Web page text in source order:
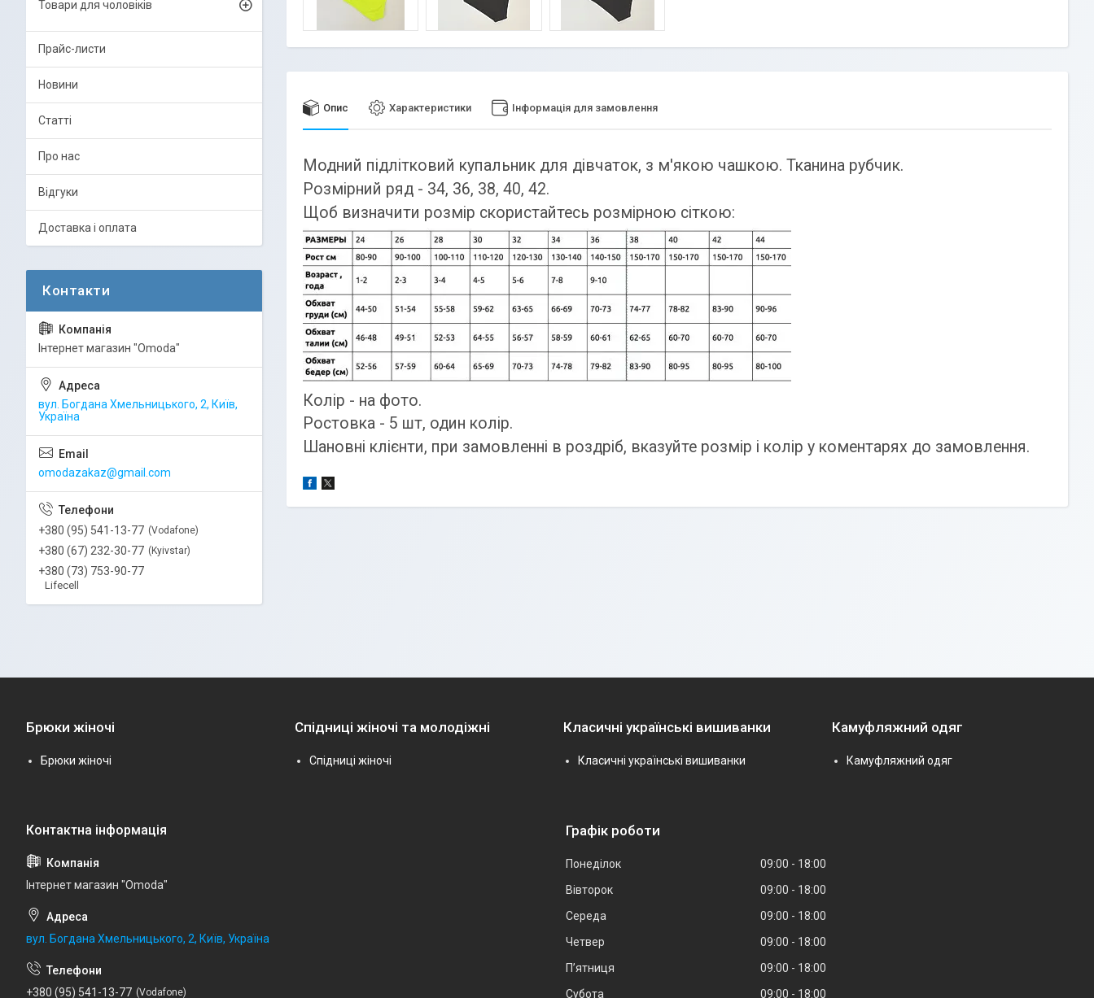
Опис Характеристики Інформація для замовлення
Модний підлітковий купальник для дівчаток, з м'якою чашкою. Тканина рубчик.
Розмірний ряд - 34, 36, 38, 40, 42.
Щоб визначити розмір скористайтесь розмірною сіткою:
Колір - на фото.
Ростовка - 5 шт, один колір.
Шановні клієнти, при замовленні в роздріб, вказуйте розмір і колір у коментарях до замовлення.
Товари для чоловіків
Прайс-листи
Новини
Статті
Про нас
Відгуки
Доставка і оплата
Інтернет магазин "Omoda"
вул. Богдана Хмельницького, 2, Київ,
Україна
omodazakaz@gmail.com
+380 (95) 541-13-77 Vodafone
+380 (67) 232-30-77 Kyivstar
+380 (73) 753-90-77
Lifecell
Брюки жіночі
Брюки жіночі
Спідниці жіночі та молодіжні
Спідниці жіночі
Класичні українські вишиванки
Класичні українські вишиванки
Камуфляжний одяг
Камуфляжний одяг
Інтернет магазин "Omoda"
вул. Богдана Хмельницького, 2, Київ, Україна
+380 (95) 541-13-77 Vodafone
Графік роботи
Понеділок 09:00
18:00
Вівторок
09:00
18:00
Середа
09:00
18:00
Четвер
09:00
18:00
Пʼятниця
09:00
18:00
Субота
09:00 18:00